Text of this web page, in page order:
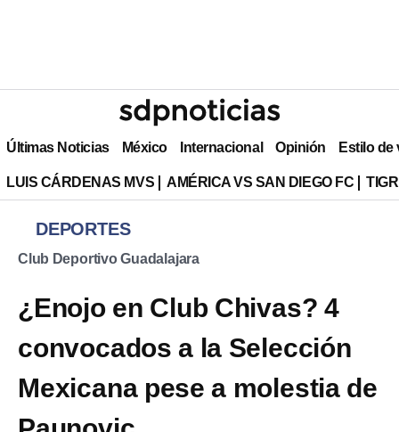
Últimas Noticias México Internacional Opinión Estilo de
LUIS CÁRDENAS MVS AMÉRICA VS SAN DIEGO FC
DEPORTES
Club Deportivo Guadalajara
¿Enojo en Club Chivas? 4
convocados a la Selección
Mexicana pese a molestia de